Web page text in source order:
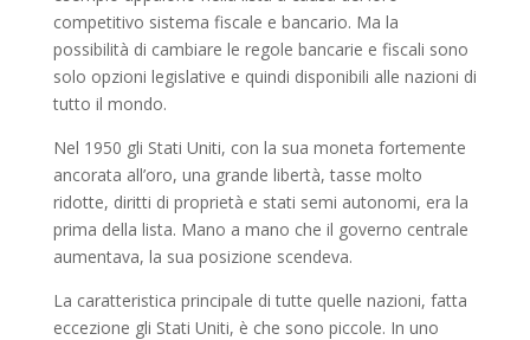
competitivo sistema fiscale e bancario. Ma la
possibilità di cambiare le regole bancarie e fiscali sono
solo opzioni legislative e quindi disponibili alle nazioni di
tutto il mondo.
Nel 1950 gli Stati Uniti, con la sua moneta fortemente
ancorata all’oro, una grande libertà, tasse molto
ridotte, diritti di proprietà e stati semi autonomi, era la
prima della lista. Mano a mano che il governo centrale
aumentava, la sua posizione scendeva.
La caratteristica principale di tutte quelle nazioni, fatta
eccezione gli Stati Uniti, è che sono piccole. In uno